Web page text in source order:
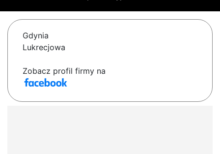
Gdynia
Lukrecjowa
Zobacz profil firmy na